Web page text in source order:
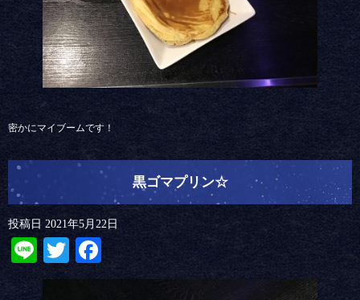
密かにマイブームです！
黒ゴマプリン☆
投稿日 2021年5月22日
LineTwitter
Facebook